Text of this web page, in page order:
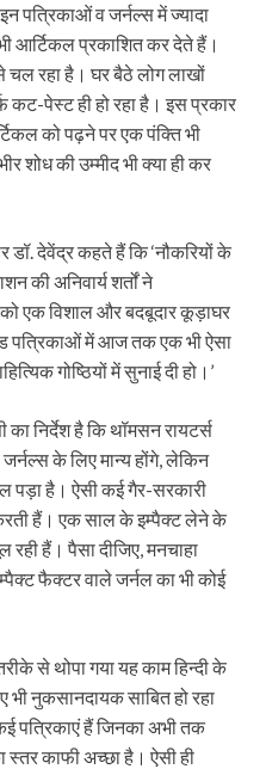
पत्रिकाओं व जर्नल्स में ज्यादा
आर्टिकल प्रकाशित कर देते हैं।
रहा है। घर बैठे लोग लाखों
कट-पेस्ट ही हो रहा है। इस प्रकार
को पढ़ने पर एक पंक्ति भी
शोध की उम्मीद भी क्या ही कर
डॉ. देवेंद्र कहते हैं कि ‘नौकरियों के
की अनिवार्य शर्तों ने
को एक विशाल और बदबूदार कूड़ाघर
पत्रिकाओं में आज तक एक भी ऐसा
गोष्ठियों में सुनाई दी हो।’
निर्देश है कि थॉमसन रायटर्स
जर्नल्स के लिए मान्य होंगे, लेकिन
है। ऐसी कई गैर-सरकारी
हैं। एक साल के इम्पैक्ट लेने के
हैं। पैसा दीजिए, मनचाहा
फैक्टर वाले जर्नल का भी कोई
से थोपा गया यह काम हिन्दी के
नुकसानदायक साबित हो रहा
पत्रिकाएं हैं जिनका अभी तक
काफी अच्छा है। ऐसी ही